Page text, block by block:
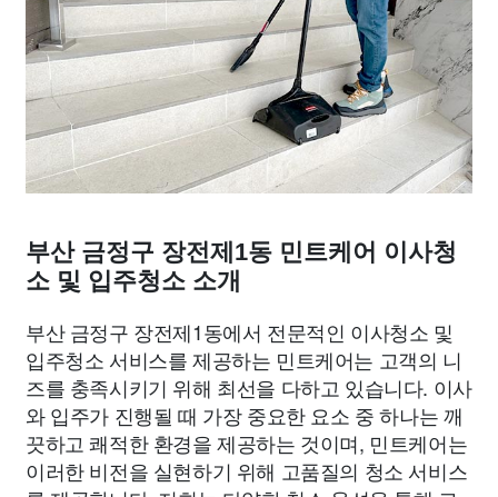
부산 금정구 장전제1동 민트케어 이사청
소 및 입주청소 소개
부산 금정구 장전제1동에서 전문적인 이사청소 및
입주청소 서비스를 제공하는 민트케어는 고객의 니
즈를 충족시키기 위해 최선을 다하고 있습니다. 이사
와 입주가 진행될 때 가장 중요한 요소 중 하나는 깨
끗하고 쾌적한 환경을 제공하는 것이며, 민트케어는
이러한 비전을 실현하기 위해 고품질의 청소 서비스